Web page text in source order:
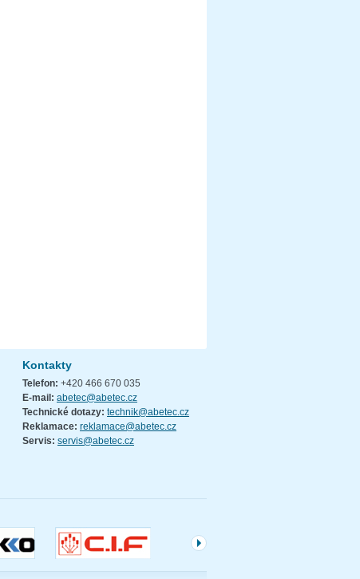
Kontakty
Telefon: +420 466 670 035
E-mail: abetec@abetec.cz
Technické dotazy: technik@abetec.cz
Reklamace: reklamace@abetec.cz
Servis: servis@abetec.cz